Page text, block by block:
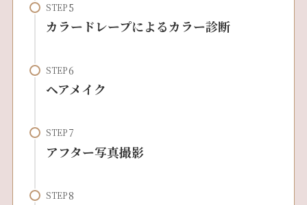
STEP
カラードレープによるカラー診断
STEP
ヘアメイク
STEP
アフター写真撮影
STEP